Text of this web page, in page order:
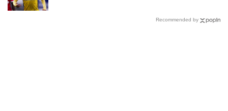
Recommended by